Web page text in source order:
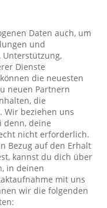
Daten auch, um
und
Unterstützung,
Dienste
die neuesten
neuen Partnern
die
Wir beziehen uns
denn, deine
nicht erforderlich.
Bezug auf den Erhalt
kannst du dich über
in deinen
mit uns
wir die folgenden